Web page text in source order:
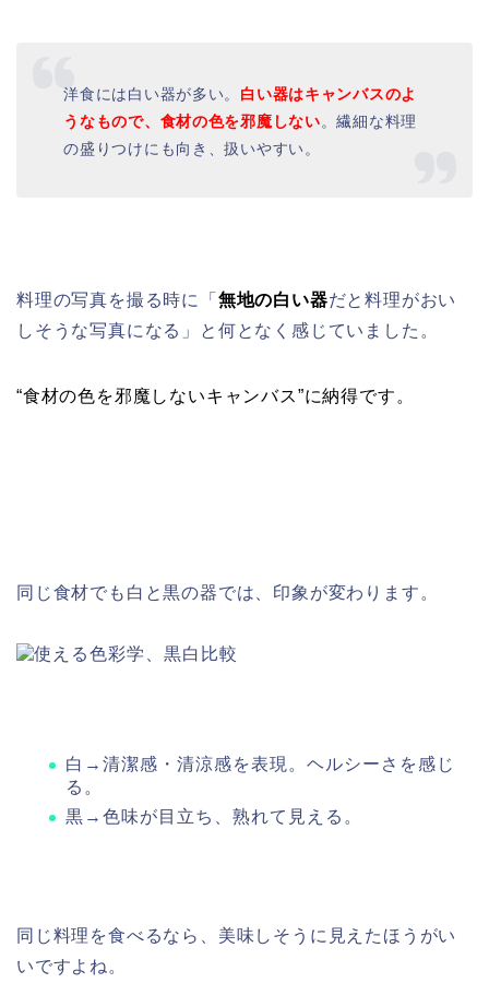
洋食には白い器が多い。 白い器はキャンバスのよ
うなもので、食材の色を邪魔しない。繊細な料理
の盛りつけにも向き、扱いやすい。
料理の写真を撮る時に「 無地の白い器だと料理がおい
しそうな写真になる」と何となく感じていました。
“食材の色を邪魔しないキャンバス”に納得です。
同じ食材でも白と黒の器では、印象が変わります。
白→清潔感・清涼感を表現。ヘルシーさを感じ
る。
黒→色味が目立ち、熟れて見える。
同じ料理を食べるなら、美味しそうに見えたほうがい
いですよね。